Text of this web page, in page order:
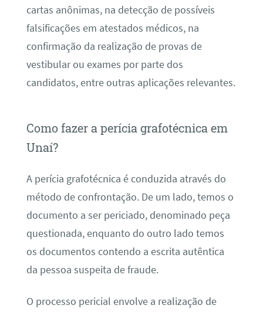
cartas anônimas, na detecção de possíveis
falsificações em atestados médicos, na
confirmação da realização de provas de
vestibular ou exames por parte dos
candidatos, entre outras aplicações relevantes.
Como fazer a perícia grafotécnica em
Unaí?
A perícia grafotécnica é conduzida através do
método de confrontação. De um lado, temos o
documento a ser periciado, denominado peça
questionada, enquanto do outro lado temos
os documentos contendo a escrita autêntica
da pessoa suspeita de fraude.
O processo pericial envolve a realização de